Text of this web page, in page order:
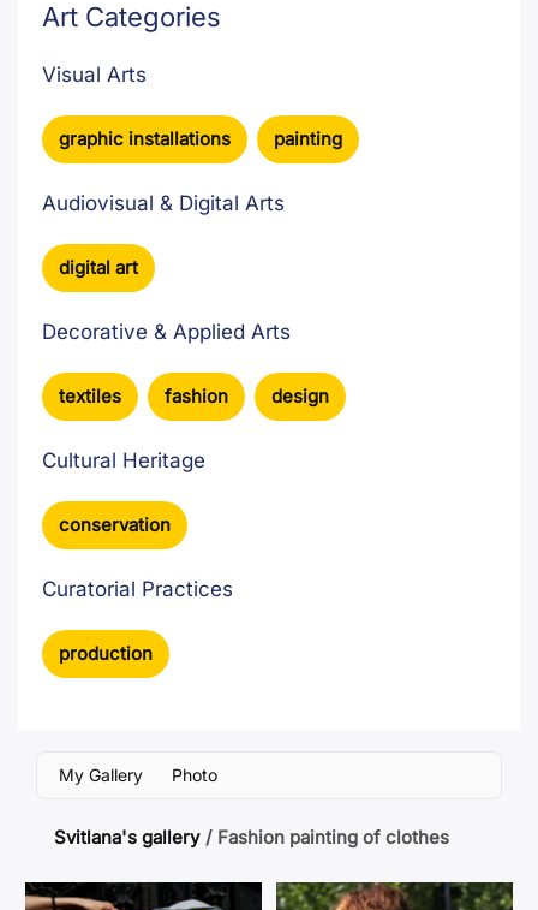
Art Categories
Visual Arts
graphic installations painting
Audiovisual & Digital Arts
digital art
Decorative & Applied Arts
textiles fashion design
Cultural Heritage
conservation
Curatorial Practices
production
My Gallery Photo
Svitlana's gallery / Fashion painting of clothes